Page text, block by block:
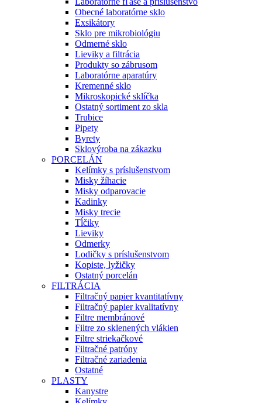
Obecné laboratórne sklo
Exsikátory
Sklo pre mikrobiológiu
Odmerné sklo
Lieviky a filtrácia
Produkty so zábrusom
Laboratórne aparatúry
Kremenné sklo
Mikroskopické sklíčka
Ostatný sortiment zo skla
Trubice
Pipety
Byrety
Sklovýroba na zákazku
PORCELÁN
Kelímky s príslušenstvom
Misky žíhacie
Misky odparovacie
Kadinky
Misky trecie
Tĺčiky
Lieviky
Odmerky
Lodičky s príslušenstvom
Kopiste, lyžičky
Ostatný porcelán
FILTRÁCIA
Filtračný papier kvantitatívny
Filtračný papier kvalitatívny
Filtre membránové
Filtre zo sklenených vlákien
Filtre striekačkové
Filtračné patróny
Filtračné zariadenia
Ostatné
PLASTY
Kanystre